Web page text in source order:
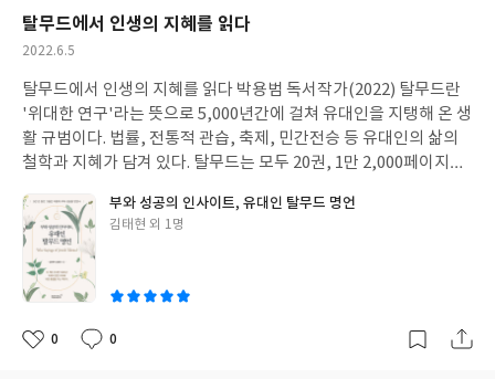
갖는다. 더불어 새로 들어온 정보를 정리하면서 관련 능력을 키운다.
《기억력 천재 게으른 뇌를 깨워라(개러스 무어 저)》에서 일부분
을 덧붙인 서평입니다.
부의 재정 수입이 확보되면 정부는 재분배 정책을 적극적으로 추진
할 수 있다. 핀테크의 또 다른 이점은 신흥 경제국의 경우 기존 인프
선진국들이 건설한 값비싼 기반 시설을 뛰어넘을 수 있는 첫 번째 수
혜자가 될 수 있을 것이다. 남아프리카 공화국은 기존 인프라를 뛰어
넘은 대표적 사례다. 남아프리카 공화국에서는 엠페사 모바일 지갑
서비스를 통해 선불 방식의 전자결제 수단이 빠르게 확산되고 있다.
핀테크는 경제 성장 촉진 이외에도 사람들의 금융 니즈를 충족시키
는 도구이다. 또한 핀테크는 거래비용을 경감시키고, 불필요한 금융
기관을 줄여 금융포용을 실현한다. 예를 들어 무선통신 네트워크를
통한 금융 애플리케이션은 오프라인 은행 지점을 운영할 때보다 80
~90% 비용을 절감할 수 있다. 또 다른 이점은 서비스의 보급 속도
편화되어 있다. 세계무선통신시스템 협회에 따르면 스마트폰 보급
삶이 멀리 있거나 결과물이 아니라 살아가는 일상 속에 있다는 진리
를 되뇌게 된다. 삶은 일상의 연속이다. 그곳에 행복이 깃들어 있고
사랑이 있는 것이다. 자꾸 먼 하늘만 쳐다보며 꿈만 꾸어서는 안 된
다. 그렇게 행복은 가까운 곳에 있는 법이다. '그렇게 느긋하게 내 뒷
모습을 바라보며 걷던 당신, 그래서 늘 거기 있다고 생각했던 당신
이 휑하니 앞서가버린 후 늘 뒷모습만 보여주던 날들을 후회하고 있
습니다. 걸음걸이 하나 못 맞추던 날들이 그렇게 후회될 수 없어요.'
부부로 살아가는 것은 함께 발걸음을 맞추는 것이네요. 기나긴 인생
에 옆에 서서 오손도손, 아기자기하게 동반자로 가는 것이지요. 아
무런 욕심도 없이, 아무런 바람도 없이, 그냥 그렇게 상대방을 위해
주면서 살아가는 것이 커다란 행복입니다. 일확천금으로는 그런 행
복감을 결코 느낄 수 없지요. 감정의 공유도 대화로 이어지는 동반자
지는 말아요. 걸음이 빨라도 걸음이 느린 당신에게 보조를 맞추어 함
릴 능력이 없다. 그러나 소득은 부와 긍정적인 상관관계를 가지고 있
다. 그렇다면 우리는 무엇을 말하고자 하는 것일까? 소득을 급격히
올릴 수 없다면 다른 방법으로 부자가 되는 것이다. 절약이라는 수비
방법으로 부자가 되어라. 절약은 재산을 모으는 초석이다. 소비재나
서비스 등에 돈을 낭비하지 않고 매우 검소하게 생활하라. 백만장자
들은 예산을 세우고 지출을 억제하는 방법으로 부자가 되었으며, 똑
같은 방법으로 재산을 유지한다. 매일 규칙적으로 조깅하는 사람들
없는 것처럼 보인다. 그러나 바로 그것 때문에 그들은 건강한 것이
다. 마찬가지로, 부자들은 경제적으로 건강한 상태를 유지하기 위해
노력한다. 그러나 경제적으로 건강하지 못한 이들은 상황을 변화시
키기 위한 일을 거의 하지 않는다. 자제력이 아주 강하며, 계획을 세
우고 예산을 편성하는 데 시간을 투자한다. 이것이 바로 재산을 모으
는 비결인 것이다. 대부분의 백만장자는 실현 소득이 아닌 순재산으
로 성공의 척도를 삼는다. 부의 축적에 있어 소득은 그다지 중요하지
탈무드에서 인생의 지혜를 읽다
작
일
2022.6.5
탈무드에서 인생의 지혜를 읽다 박용범 독서작가(2022) 탈무드란
'위대한 연구'라는 뜻으로 5,000년간에 걸쳐 유대인을 지탱해 온 생
활 규범이다. 법률, 전통적 관습, 축제, 민간전승 등 유대인의 삶의
철학과 지혜가 담겨 있다. 탈무드는 모두 20권, 1만 2,000페이지에
'유대인의 영혼'이라고 말할 수 있다. 『탈무드』의 핵심은 끊임없
이 생각하도 미친 듯이 실천하는 것이다. 『탈무드』에는 "가난한
사람이 가난에서 벗어나지 못하는 이유는 그들이 모은 돈을 다 써 버
려서가 아니라, 이 세상에 더는 돈 벌 기회가 없다고 포기하기 때문
이다."라는 말이 있다. 유대인은 절대 이 세상에서 돈 벌 곳이 없다고
포기하지 않는다. 부자가 되는 것은 단순한 꿈이라고 생각하지 않는
부와 성공의 인사이트, 유대인 탈무드 명언
글
김태현 외 1명
좋
0
댓
0
작